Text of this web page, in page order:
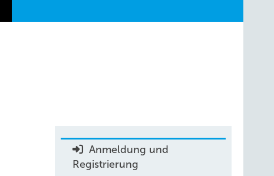
Anmeldung und
Registrierung